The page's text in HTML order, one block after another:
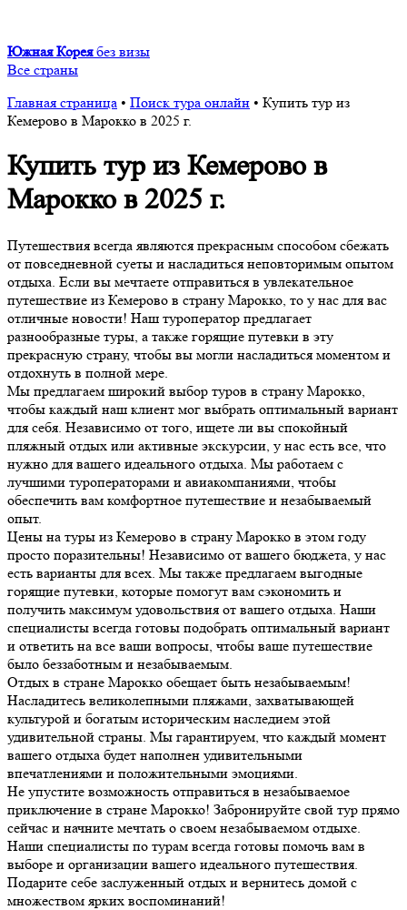
Южная Корея без визы
Все страны
Главная страница • Поиск тура онлайн • Купить тур из
Кемерово в Марокко в 2025 г.
Купить тур из Кемерово в
Марокко в 2025 г.
Путешествия всегда являются прекрасным способом сбежать
от повседневной суеты и насладиться неповторимым опытом
отдыха. Если вы мечтаете отправиться в увлекательное
путешествие из Кемерово в страну Марокко, то у нас для вас
отличные новости! Наш туроператор предлагает
разнообразные туры, а также горящие путевки в эту
прекрасную страну, чтобы вы могли насладиться моментом и
отдохнуть в полной мере.
Мы предлагаем широкий выбор туров в страну Марокко,
чтобы каждый наш клиент мог выбрать оптимальный вариант
для себя. Независимо от того, ищете ли вы спокойный
пляжный отдых или активные экскурсии, у нас есть все, что
нужно для вашего идеального отдыха. Мы работаем с
лучшими туроператорами и авиакомпаниями, чтобы
обеспечить вам комфортное путешествие и незабываемый
опыт.
Цены на туры из Кемерово в страну Марокко в этом году
просто поразительны! Независимо от вашего бюджета, у нас
есть варианты для всех. Мы также предлагаем выгодные
горящие путевки, которые помогут вам сэкономить и
получить максимум удовольствия от вашего отдыха. Наши
специалисты всегда готовы подобрать оптимальный вариант
и ответить на все ваши вопросы, чтобы ваше путешествие
было беззаботным и незабываемым.
Отдых в стране Марокко обещает быть незабываемым!
Насладитесь великолепными пляжами, захватывающей
культурой и богатым историческим наследием этой
удивительной страны. Мы гарантируем, что каждый момент
вашего отдыха будет наполнен удивительными
впечатлениями и положительными эмоциями.
Не упустите возможность отправиться в незабываемое
приключение в стране Марокко! Забронируйте свой тур прямо
сейчас и начните мечтать о своем незабываемом отдыхе.
Наши специалисты по турам всегда готовы помочь вам в
выборе и организации вашего идеального путешествия.
Подарите себе заслуженный отдых и вернитесь домой с
множеством ярких воспоминаний!